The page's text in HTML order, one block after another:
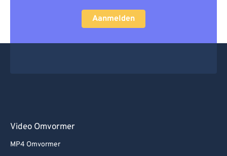
Aanmelden
Video Omvormer
MP4 Omvormer